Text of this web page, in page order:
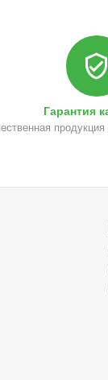
Гарантия